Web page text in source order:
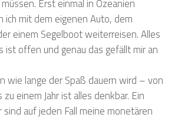
Erst einmal in Ozeanien
ich mit dem eigenen Auto, dem
einem Segelboot weiterreisen. Alles
ist offen und genau das gefällt mir an
wie lange der Spaß dauern wird – von
einem Jahr ist alles denkbar. Ein
auf jeden Fall meine monetären